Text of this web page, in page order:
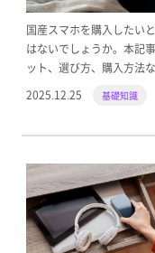
国産スマホを購入したい
はないでしょうか。本記
ット、選び方、購入方法
2025.12.25
基礎知識